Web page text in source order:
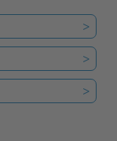
>
>
>